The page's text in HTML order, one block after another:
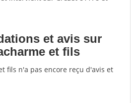
et avis sur
et fils
fils n'a pas encore reçu d'avis et